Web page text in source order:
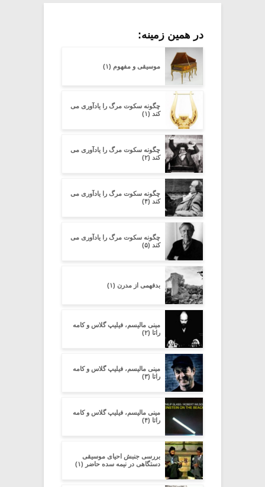
در همین زمینه:
موسیقی و مفهوم (۱)
چگونه سکوت مرگ را یادآوری می
کند (۱)
چگونه سکوت مرگ را یادآوری می
کند (۲)
چگونه سکوت مرگ را یادآوری می
کند (۴)
چگونه سکوت مرگ را یادآوری می
کند (۵)
بدفهمى از مدرن (۱)
مینی مالیسم، فیلیپ گلاس و کامه
راتا (۲)
مینی مالیسم، فیلیپ گلاس و کامه
راتا (۳)
مینی مالیسم، فیلیپ گلاس و کامه
راتا (۴)
بررسی جنبش احیای موسیقی
دستگاهی در نیمه سده‌ حاضر (۱)